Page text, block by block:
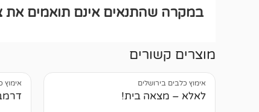
במקרה שהתנאים אינם תואמים את
מוצרים קשורים
אימוץ כלבים בירושלים
לאלא – מצאה בית!
אימוץ